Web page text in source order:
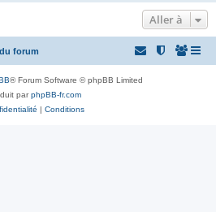
Aller à
forum
® Forum Software © phpBB Limited
parphpBB-fr.com
| Conditions